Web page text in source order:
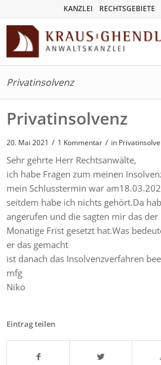
KANZLEI RECHTSGEBIETE
Privatinsolvenz
Privatinsolvenz
20. Mai 2021 / 1 Kommentar / in
Sehr gehrte Herr Rechtsanwälte,
ich habe Fragen zum meinen
mein Schlusstermin war
seitdem habe ich nichts gehört.Da
angerufen und die sagten mir das der
Monatige Frist gesetzt hat.Was
er das gemacht
ist danach das Insolvenzverfahren
mfg
Niko
Eintrag teilen